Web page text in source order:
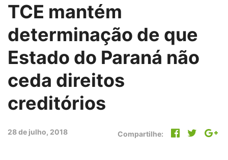
TCE mantém
determinação de que
Estado do Paraná não
ceda direitos
creditórios
28 de julho, 2018 Compartilhe: